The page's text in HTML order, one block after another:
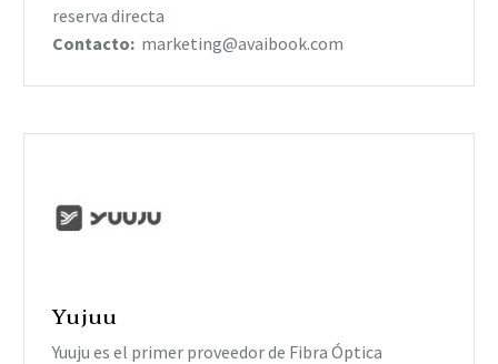
reserva directa
Contacto: marketing@avaibook.com
Yujuu
Yuuju es el primer proveedor de Fibra Óptica